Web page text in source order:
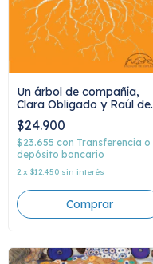
Un árbol de compañía,
Clara Obligado y Raúl de
Tapia
$24.900
$23.655 con Transferencia o
depósito bancario
2 x $12.450 sin interés